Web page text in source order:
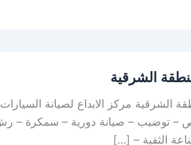
الشرقية
الشرقية مركز الابداع لصيانة
فحص – توضيب – صيانة دورية – سمكرة –